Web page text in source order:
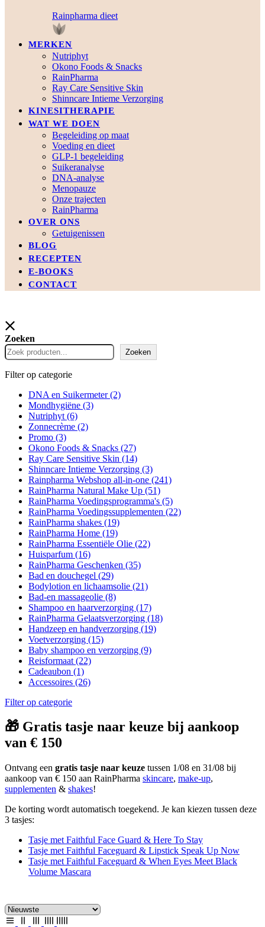
Rainpharma dieet
MERKEN
Nutriphyt
Okono Foods & Snacks
RainPharma
Ray Care Sensitive Skin
Shinncare Intieme Verzorging
KINESITHERAPIE
WAT WE DOEN
Begeleiding op maat
Voeding en dieet
GLP-1 begeleiding
Suikeranalyse
DNA-analyse
Menopauze
Onze trajecten
RainPharma
OVER ONS
Getuigenissen
BLOG
RECEPTEN
E-BOOKS
CONTACT
Zoeken
Zoeken
Filter op categorie
DNA en Suikermeter(2)
Mondhygiëne (3)
Nutriphyt (6)
Zonnecrème (2)
Promo (3)
Okono Foods & Snacks (27)
Ray Care Sensitive Skin (14)
Shinncare Intieme Verzorging (3)
Rainpharma Webshop all-in-one (241)
RainPharma Natural Make Up (51)
RainPharma Voedingsprogramma's (5)
RainPharma Voedingssupplementen (22)
RainPharma shakes (19)
RainPharma Home (19)
RainPharma Essentiële Olie (22)
Huisparfum (16)
RainPharma Geschenken (35)
Bad en douchegel (29)
Bodylotion en lichaamsolie (21)
Bad-en massageolie (8)
Shampoo en haarverzorging (17)
RainPharma Gelaatsverzorging (18)
Handzeep en handverzorging (19)
Voetverzorging (15)
Baby shampoo en verzorging (9)
Reisformaat (22)
Cadeaubon (1)
Accessoires (26)
Filter op categorie
🎁 Gratis tasje naar keuze bij aankoop
van € 150
Ontvang een gratis tasje naar keuze tussen 1/08 en 31/08 bij
aankoop van € 150 aan RainPharma skincare, make-up,
supplementen & shakes!
De korting wordt automatisch toegekend. Je kan kiezen tussen deze
3 tasjes:
Tasje met Faithful Face Guard & Here To Stay
Tasje met Faithful Faceguard & Lipstick Speak Up Now
Tasje met Faithful Faceguard & When Eyes Meet Black
Volume Mascara